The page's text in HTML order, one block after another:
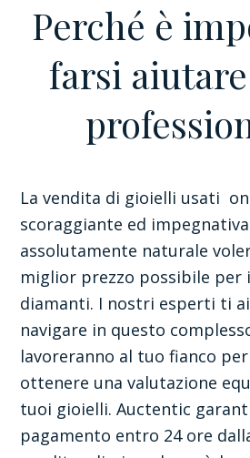
Perché è
farsi
La vendita di gioielli usati
scoraggiante ed
assolutamente naturale
miglior prezzo possibile
diamanti. I nostri esperti ti
navigare in questo
lavoreranno al tuo fianco
ottenere una valutazione
tuoi gioielli. Auctentic
pagamento entro 24 ore